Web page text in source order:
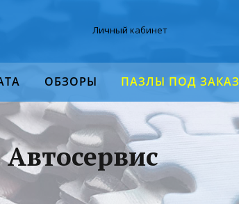
Личный кабинет
ОБЗОРЫ ПАЗЛЫ ПОД ЗАКАЗ